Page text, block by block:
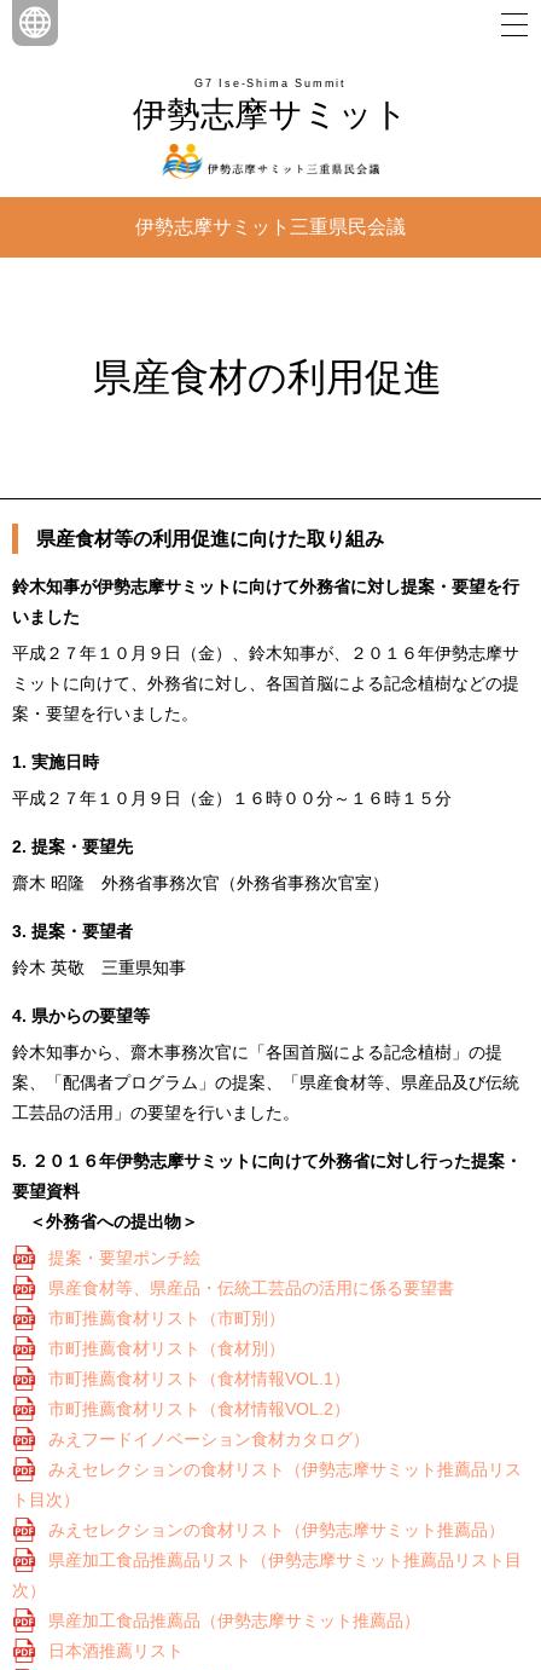
伊勢志摩サミット
G7 Ise-Shima Summit
伊勢志摩サミット三重県民会議
県産食材の利用促進
県産食材等の利用促進に向けた取り組み
鈴木知事が伊勢志摩サミットに向けて外務省に対し提案・要望を行
いました
平成２７年１０月９日（金）、鈴木知事が、２０１６年伊勢志摩サ
ミットに向けて、外務省に対し、各国首脳による記念植樹などの提
案・要望を行いました。
1. 実施日時
平成２７年１０月９日（金）１６時００分～１６時１５分
2. 提案・要望先
齋木 昭隆 外務省事務次官（外務省事務次官室）
3. 提案・要望者
鈴木 英敬 三重県知事
4. 県からの要望等
鈴木知事から、齋木事務次官に「各国首脳による記念植樹」の提
案、「配偶者プログラム」の提案、「県産食材等、県産品及び伝統
工芸品の活用」の要望を行いました。
5. ２０１６年伊勢志摩サミットに向けて外務省に対し行った提案・
要望資料
＜外務省への提出物＞
提案・要望ポンチ絵
県産食材等、県産品・伝統工芸品の活用に係る要望書
市町推薦食材リスト（市町別）
市町推薦食材リスト（食材別）
市町推薦食材リスト（食材情報VOL.1）
市町推薦食材リスト（食材情報VOL.2）
みえフードイノベーション食材カタログ）
みえセレクションの食材リスト（伊勢志摩サミット推薦品リス
ト目次）
みえセレクションの食材リスト（伊勢志摩サミット推薦品）
県産加工食品推薦品リスト（伊勢志摩サミット推薦品リスト目
次）
県産加工食品推薦品（伊勢志摩サミット推薦品）
日本酒推薦リスト